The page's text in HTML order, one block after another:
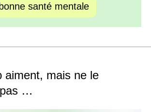
santé mentale
aiment, mais ne le
…